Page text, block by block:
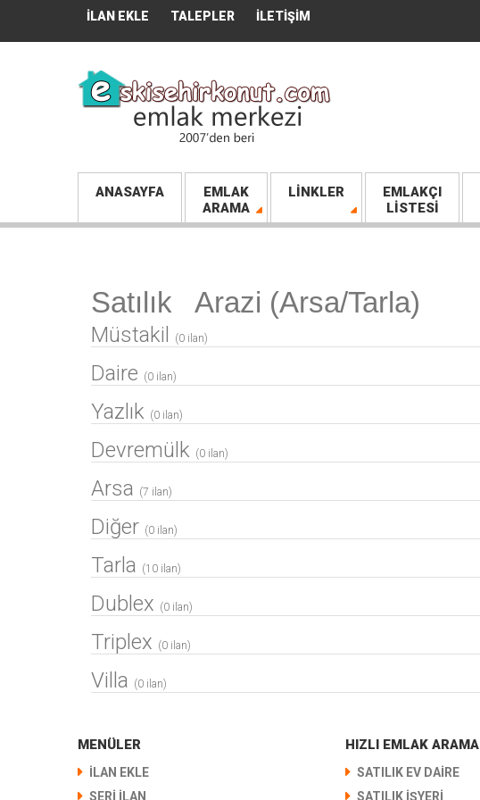
İLAN EKLE TALEPLER İLETIŞIM
ANASAYFA
EMLAK
ARAMA
LINKLER
EMLAKÇI
LİSTESİ
Satılık Arazi (Arsa/Tarla)
Müstakil (0 ilan)
Daire (0 ilan)
Yazlık (0 ilan)
Devremülk (0 ilan)
Arsa (7 ilan)
Diğer (0 ilan)
Tarla (10 ilan)
Dublex (0 ilan)
Triplex (0 ilan)
Villa (0 ilan)
MENÜLER
İLAN EKLE
SERİ İLAN
HIZLI EMLAK ARAMA
SATILIK EV DAIRE
SATILIK İŞYERI